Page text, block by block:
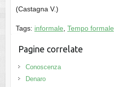
(Castagna V.)
Tags: informale Tempo formale
Pagine correlate
Conoscenza
Denaro